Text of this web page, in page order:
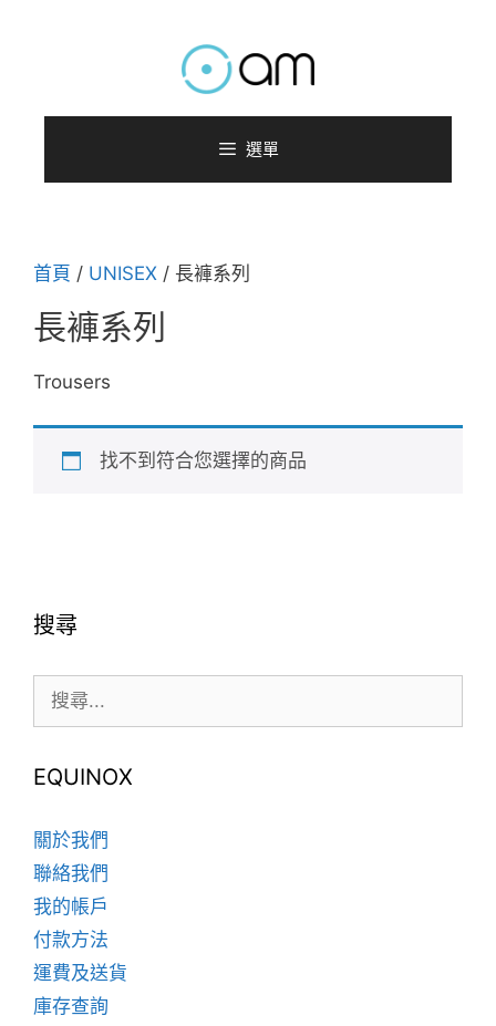
選單
首頁 / UNISEX / 長褲系列
長褲系列
Trousers
找不到符合您選擇的商品
搜尋
尋:
EQUINOX
關於我們
聯絡我們
我的帳戶
付款方法
運費及送貨
庫存查詢